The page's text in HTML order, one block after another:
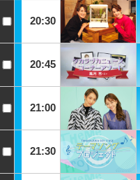
20:30
20:45
21:00
21:30